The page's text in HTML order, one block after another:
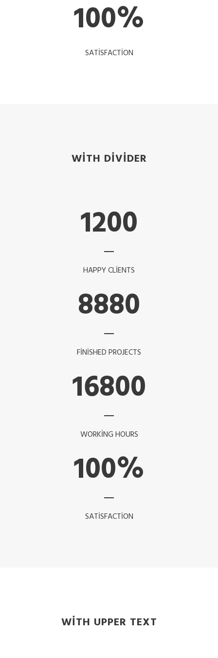
100%
SATISFACTION
WITH DIVIDER
1200
HAPPY CLIENTS
8880
FINISHED PROJECTS
16800
WORKING HOURS
100%
SATISFACTION
WITH UPPER TEXT